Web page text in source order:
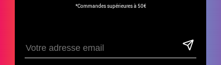
*Commandes supérieures à 50€